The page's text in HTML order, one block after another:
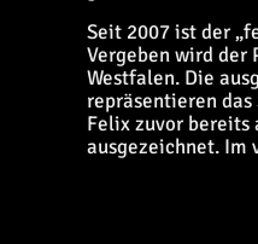
Seit 2007 ist der
Vergeben wird der
Westfalen. Die
repräsentieren
Felix zuvor bereits
ausgezeichnet. Im